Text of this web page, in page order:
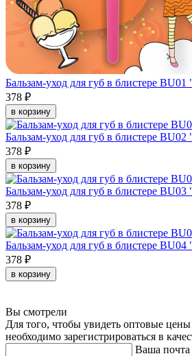
Бальзам-уход для губ в блистере
378 ₽
в корзину
Бальзам-уход для губ в блистере
378 ₽
в корзину
Бальзам-уход для губ в блистере
378 ₽
в корзину
Бальзам-уход для губ в блистере
378 ₽
в корзину
Вы смотрели
Для того, чтобы увидеть оптовые цены
необходимо зарегистрироваться в
Ваша почта